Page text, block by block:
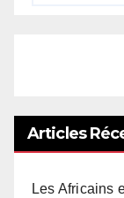
Articles
Les Africains